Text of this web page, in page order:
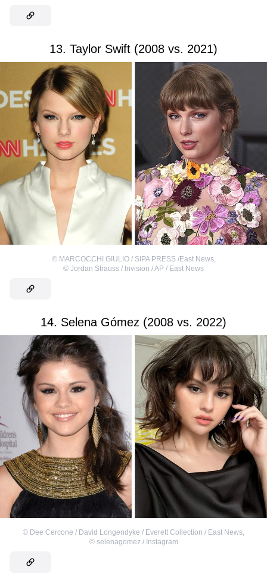
13. Taylor Swift (2008 vs. 2021)
© MARCOCCHI GIULIO / SIPA PRESS /East News,
© Jordan Strauss / Invision / AP / East News
14. Selena Gómez (2008 vs. 2022)
© Dee Cercone / David Longendyke / Everett Collection / East News
© selenagomez / Instagram